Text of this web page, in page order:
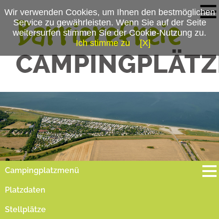
Campingplatzmenü
Platzdaten
Stellplätze
Wir verwenden Cookies, um Ihnen den bestmöglichen
Service zu gewährleisten. Wenn Sie auf der Seite
weitersurfen stimmen Sie der Cookie-Nutzung zu.
Ich stimme zu
[X]